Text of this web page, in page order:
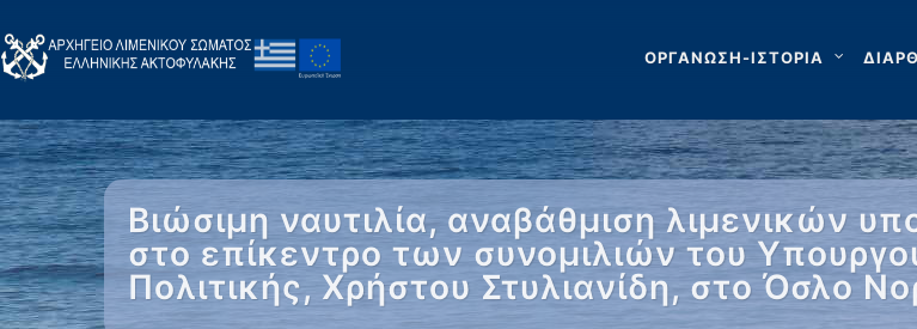
ΟΡΓΑΝΩΣΗ-ΙΣΤΟΡΙΑ
Βιώσιμη ναυτιλία, αναβάθμιση λιμενικών
στο επίκεντρο των συνομιλιών του
Πολιτικής, Χρήστου Στυλιανίδη, στο Όσλο